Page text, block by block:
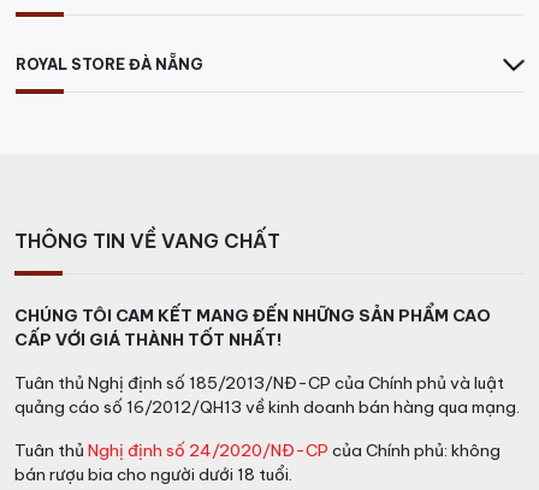
ROYAL STORE ĐÀ NẴNG
THÔNG TIN VỀ VANG CHẤT
CHÚNG TÔI CAM KẾT MANG ĐẾN NHỮNG SẢN PHẨM CAO
CẤP VỚI GIÁ THÀNH TỐT NHẤT!
Tuân thủ Nghị định số 185/2013/NĐ-CP của Chính phủ và luật
quảng cáo số 16/2012/QH13 về kinh doanh bán hàng qua mạng.
Tuân thủ Nghị định số 24/2020/NĐ-CP của Chính phủ: không
bán rượu bia cho người dưới 18 tuổi.